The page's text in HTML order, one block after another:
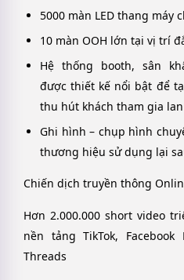
5000 màn LED thang máy
10 màn OOH lớn tại vị trí
Hệ thống booth, sân
được thiết kế nổi bật để
thu hút khách tham gia
Ghi hình – chụp hình
thương hiệu sử dụng lại
Chiến dịch truyền thông
Hơn 2.000.000 short video
nền tảng TikTok, Facebook
Threads